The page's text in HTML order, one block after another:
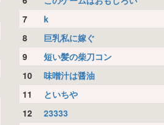
7 k
8 巨乳私に嫁ぐ
9 短い髪の柴刀コン
10 味噌汁は醤油
11 といちや
12 23333